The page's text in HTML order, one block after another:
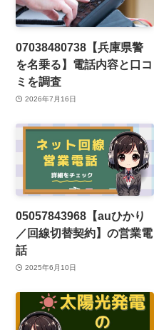
07038480738【兵庫県警
を名乗る】電話内容と口コ
ミを調査
2026年7月16日
05057843968【auひかり
／回線切替契約】の営業電
話
2025年6月10日